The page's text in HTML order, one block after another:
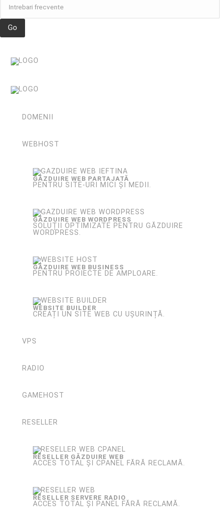
DOMENII
WEBHOST
GĂZDUIRE WEB PARTAJATĂ
PENTRU SITE-URI MICI ȘI MEDII.
GĂZDUIRE WEB WORDPRESS
SOLUȚII OPTIMIZATE PENTRU GĂZDUIRE
WORDPRESS.
GĂZDUIRE WEB BUSINESS
PENTRU PROIECTE DE AMPLOARE.
WEBSITE BUILDER
CREAȚI UN SITE WEB CU UȘURINȚĂ.
VPS
RADIO
GAMEHOST
RESELLER
RESELLER GĂZDUIRE WEB
ACCES TOTAL ȘI CPANEL FĂRĂ RECLAMĂ.
RESELLER SERVERE RADIO
ACCES TOTAL ȘI PANEL FĂRĂ RECLAMĂ.